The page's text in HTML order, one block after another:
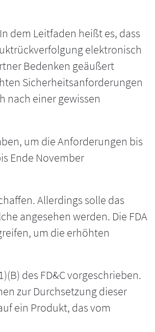
dem Leitfaden heißt es, dass
elektronisch
Bedenken geäußert
Sicherheitsanforderungen
nach einer gewissen
um die Anforderungen bis
Ende November
Allerdings solle das
angesehen werden. Die FDA
um die erhöhten
des FD&C vorgeschrieben.
zur Durchsetzung dieser
ein Produkt, das vom